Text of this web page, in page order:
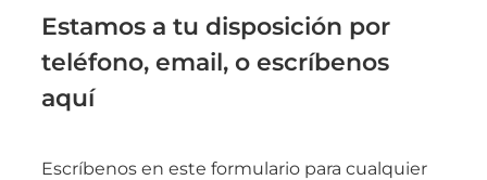
Estamos a tu disposición por
teléfono, email, o escríbenos
aquí
Escríbenos en este formulario para cualquier